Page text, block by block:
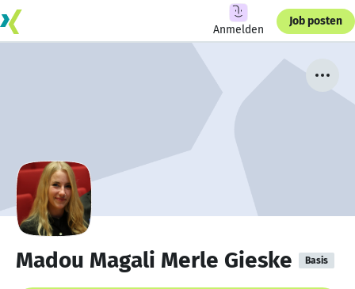
Anmelden
Job posten
Madou Magali Merle Gieske Basis